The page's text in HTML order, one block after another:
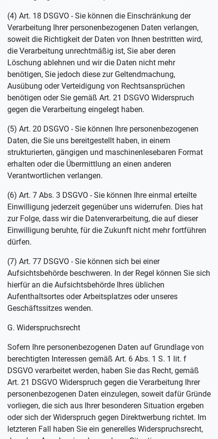
(4) Art. 18 DSGVO - Sie können die Einschränkung der
Verarbeitung Ihrer personenbezogenen Daten verlangen,
soweit die Richtigkeit der Daten von Ihnen bestritten wird,
die Verarbeitung unrechtmäßig ist, Sie aber deren
Löschung ablehnen und wir die Daten nicht mehr
benötigen, Sie jedoch diese zur Geltendmachung,
Ausübung oder Verteidigung von Rechtsansprüchen
benötigen oder Sie gemäß Art. 21 DSGVO Widerspruch
gegen die Verarbeitung eingelegt haben.
(5) Art. 20 DSGVO - Sie können Ihre personenbezogenen
Daten, die Sie uns bereitgestellt haben, in einem
strukturierten, gängigen und maschinenlesebaren Format
erhalten oder die Übermittlung an einen anderen
Verantwortlichen verlangen.
(6) Art. 7 Abs. 3 DSGVO - Sie können Ihre einmal erteilte
Einwilligung jederzeit gegenüber uns widerrufen. Dies hat
zur Folge, dass wir die Datenverarbeitung, die auf dieser
Einwilligung beruhte, für die Zukunft nicht mehr fortführen
dürfen.
(7) Art. 77 DSGVO - Sie können sich bei einer
Aufsichtsbehörde beschweren. In der Regel können Sie sich
hierfür an die Aufsichtsbehörde Ihres üblichen
Aufenthaltsortes oder Arbeitsplatzes oder unseres
Geschäftssitzes wenden.
G. Widerspruchsrecht
Sofern Ihre personenbezogenen Daten auf Grundlage von
berechtigten Interessen gemäß Art. 6 Abs. 1 S. 1 lit. f
DSGVO verarbeitet werden, haben Sie das Recht, gemäß
Art. 21 DSGVO Widerspruch gegen die Verarbeitung Ihrer
personenbezogenen Daten einzulegen, soweit dafür Gründe
vorliegen, die sich aus Ihrer besonderen Situation ergeben
oder sich der Widerspruch gegen Direktwerbung richtet. Im
letzteren Fall haben Sie ein generelles Widerspruchsrecht,